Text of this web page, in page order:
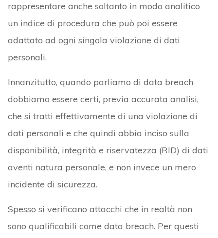
rappresentare anche soltanto in modo analitico
un indice di procedura che può poi essere
adattato ad ogni singola violazione di dati
personali.
Innanzitutto, quando parliamo di data breach
dobbiamo essere certi, previa accurata analisi,
che si tratti effettivamente di una violazione di
dati personali e che quindi abbia inciso sulla
disponibilità, integrità e riservatezza (RID) di dati
aventi natura personale, e non invece un mero
incidente di sicurezza.
Spesso si verificano attacchi che in realtà non
sono qualificabili come data breach. Per questi